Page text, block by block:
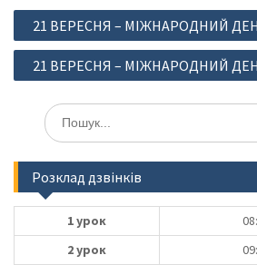
Навігація
записів
21 ВЕРЕСНЯ – МІЖНАРОДНИЙ
21 ВЕРЕСНЯ – МІЖНАРОДНИЙ
Шукати:
Розклад дзвінків
1 урок
2 урок